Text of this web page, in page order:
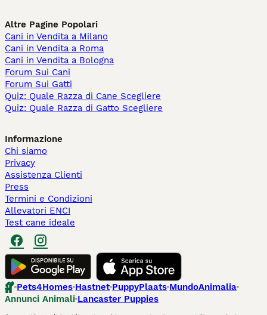
Altre Pagine Popolari
Cani in Vendita a Milano
Cani in Vendita a Roma
Cani in Vendita a Bologna
Forum Sui Cani
Forum Sui Gatti
Quiz: Quale Razza di Cane Scegliere
Quiz: Quale Razza di Gatto Scegliere
Informazione
Chi siamo
Privacy
Assistenza Clienti
Press
Termini e Condizioni
Allevatori ENCI
Test cane ideale
Pets4Homes Hastnet PuppyPlaats MundoAnimalia
Annunci Animali Lancaster Puppies